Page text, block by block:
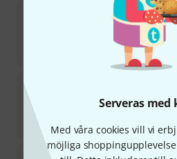
Serveras med
Med våra cookies vill vi
möjliga
ocarinamusic
i lager
i lager
160 kr
ocarinamusic